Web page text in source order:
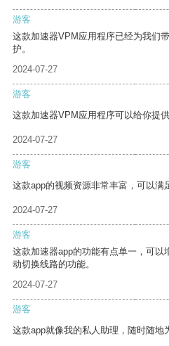
游客
这款加速器VPM应用程序已经为我们
护。
2024-07-27
游客
这款加速器VPM应用程序可以给你提
2024-07-27
游客
这款app的视频资源非常丰富，可以满
2024-07-27
游客
这款加速器app的功能有点单一，可以
动切换线路的功能。
2024-07-27
游客
这款app就像我的私人助理，随时随地